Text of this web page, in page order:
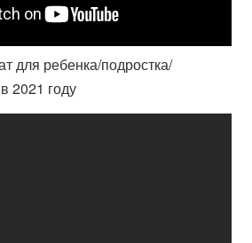
для ребенка/подростка/
2021 году